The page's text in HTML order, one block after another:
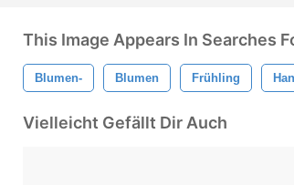
This Image Appears In Searches
Blumen- Blumen Frühling
Vielleicht Gefällt Dir Auch